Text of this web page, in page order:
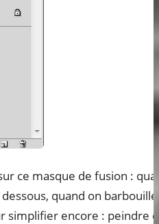
ce masque de fusion :
quand on
simplifier encore : peindre